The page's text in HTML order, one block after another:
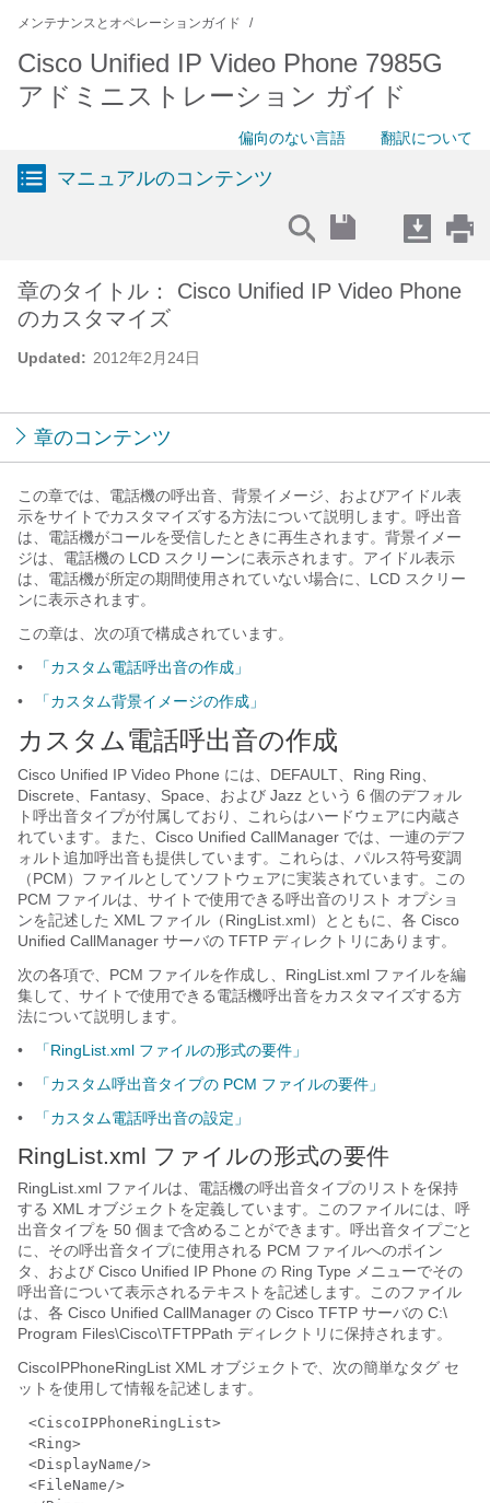
メンテナンスとオペレーションガイド
Cisco Unified IP Video Phone 7985G
アドミニストレーション ガイド
偏向のない言語 翻訳について
マニュアルのコンテンツ
Updated: 2012年2月24日
章のタイトル： Cisco Unified IP Video Phone
のカスタマイズ
章のコンテンツ
この章では、電話機の呼出音、背景イメージ、およびアイドル表
示をサイトでカスタマイズする方法について説明します。呼出音
は、電話機がコールを受信したときに再生されます。背景イメー
ジは、電話機の LCD スクリーンに表示されます。アイドル表示
は、電話機が所定の期間使用されていない場合に、LCD スクリー
ンに表示されます。
この章は、次の項で構成されています。
•
「カスタム電話呼出音の作成」
•
「カスタム背景イメージの作成」
カスタム電話呼出音の作成
Cisco Unified IP Video Phone には、DEFAULT、Ring Ring、
Discrete、Fantasy、Space、および Jazz という 6 個のデフォル
ト呼出音タイプが付属しており、これらはハードウェアに内蔵さ
れています。また、Cisco Unified CallManager では、一連のデフ
ォルト追加呼出音も提供しています。これらは、パルス符号変調
（PCM）ファイルとしてソフトウェアに実装されています。この
PCM ファイルは、サイトで使用できる呼出音のリスト オプショ
ンを記述した XML ファイル（RingList.xml）とともに、各 Cisco
Unified CallManager サーバの TFTP ディレクトリにあります。
次の各項で、PCM ファイルを作成し、RingList.xml ファイルを編
集して、サイトで使用できる電話機呼出音をカスタマイズする方
法について説明します。
•
「RingList.xml ファイルの形式の要件」
•
「カスタム呼出音タイプの PCM ファイルの要件」
•
「カスタム電話呼出音の設定」
RingList.xml ファイルの形式の要件
RingList.xml ファイルは、電話機の呼出音タイプのリストを保持
する XML オブジェクトを定義しています。このファイルには、呼
出音タイプを 50 個まで含めることができます。呼出音タイプごと
に、その呼出音タイプに使用される PCM ファイルへのポイン
タ、および Cisco Unified IP Phone の Ring Type メニューでその
呼出音について表示されるテキストを記述します。このファイル
は、各 Cisco Unified CallManager の Cisco TFTP サーバの C:\
Program Files\Cisco\TFTPPath ディレクトリに保持されます。
CiscoIPPhoneRingList XML オブジェクトで、次の簡単なタグ セ
ットを使用して情報を記述します。
<CiscoIPPhoneRingList>
<Ring>
<DisplayName/>
<FileName/>